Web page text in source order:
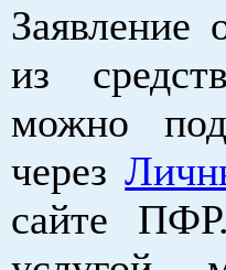
Заявление
из
можно
через
сайте